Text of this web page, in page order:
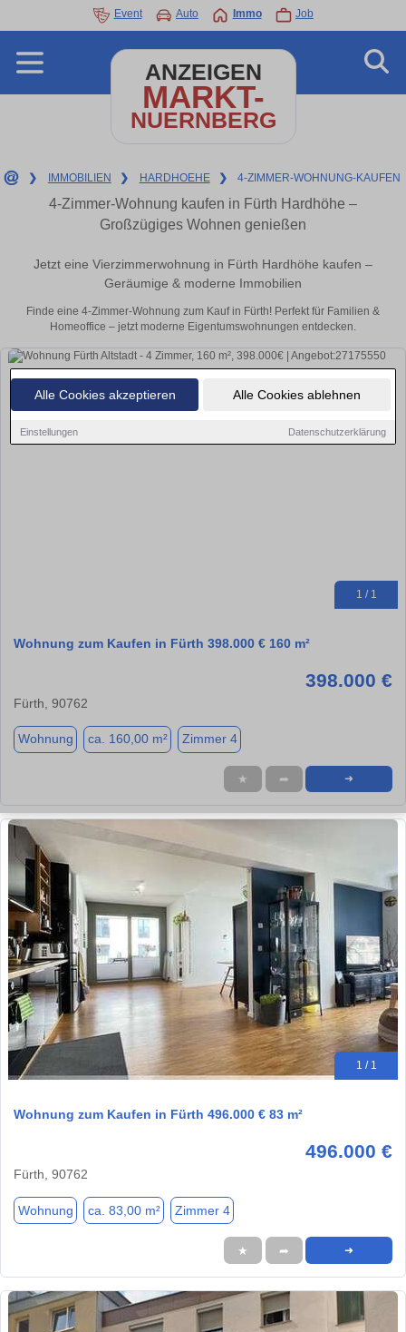
Alle Cookies akzeptieren Alle Cookies ablehnen
Einstellungen Datenschutzerklärung
Event Auto Immo Job
ANZEIGEN
MARKT-
NUERNBERG
❯ IMMOBILIEN ❯ HARDHOEHE ❯ 4-ZIMMER-WOHNUNG-KAUFEN
4-Zimmer-Wohnung kaufen in Fürth Hardhöhe –
Großzügiges Wohnen genießen
Jetzt eine Vierzimmerwohnung in Fürth Hardhöhe kaufen –
Geräumige & moderne Immobilien
Finde eine 4-Zimmer-Wohnung zum Kauf in Fürth! Perfekt für Familien &
Homeoffice – jetzt moderne Eigentumswohnungen entdecken.
1 / 1
Wohnung zum Kaufen in Fürth 398.000 € 160 m²
398.000 €
Fürth, 90762
Wohnung ca. 160,00 m² Zimmer 4
★ ➦ ➜
1 / 1
Wohnung zum Kaufen in Fürth 496.000 € 83 m²
496.000 €
Fürth, 90762
Wohnung ca. 83,00 m² Zimmer 4
★ ➦ ➜